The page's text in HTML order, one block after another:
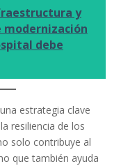
y
modernización
debe
estrategia clave
resiliencia de los
solo contribuye al
que también ayuda